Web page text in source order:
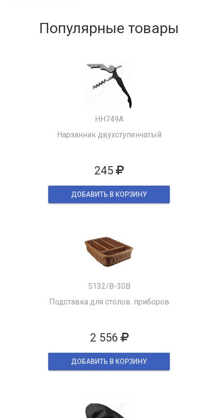
Популярные товары
HH749A
Нарзанник двухступенчатый
245
ДОБАВИТЬ В КОРЗИНУ
5132/B-30B
Подставка для столов. приборов
2 556
ДОБАВИТЬ В КОРЗИНУ